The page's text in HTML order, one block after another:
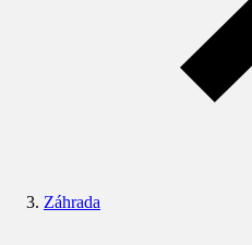
Záhrada